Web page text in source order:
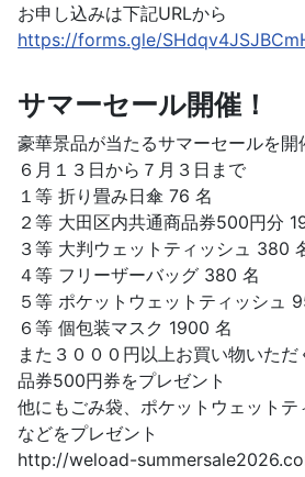
お申し込みは下記URLから
https://forms.gle/
サマーセール開催！
豪華景品が当たるサマーセールを開
６月１３日から７月３日まで
１等 折り畳み日傘 76 名
２等 大田区内共通商品券500円分
３等 大判ウェットティッシュ 380
４等 フリーザーバッグ 380 名
５等 ポケットウェットティッシュ
６等 個包装マスク 1900 名
また３０００円以上お買い物いた
品券500円券をプレゼント
他にもごみ袋、ポケットウェットテ
などをプレゼント
http://weload-